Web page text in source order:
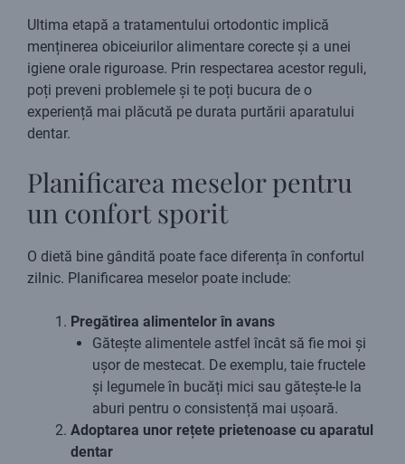
Ultima etapă a tratamentului ortodontic implică
menținerea obiceiurilor alimentare corecte și a unei
igiene orale riguroase. Prin respectarea acestor reguli,
poți preveni problemele și te poți bucura de o
experiență mai plăcută pe durata purtării aparatului
dentar.
Planificarea meselor pentru
un confort sporit
O dietă bine gândită poate face diferența în confortul
zilnic. Planificarea meselor poate include:
Pregătirea alimentelor în avans
Gătește alimentele astfel încât să fie moi și
ușor de mestecat. De exemplu, taie fructele
și legumele în bucăți mici sau gătește-le la
aburi pentru o consistență mai ușoară.
Adoptarea unor rețete prietenoase cu aparatul
dentar